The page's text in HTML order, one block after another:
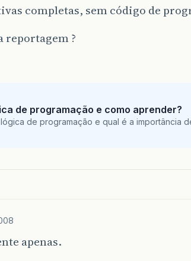
completas, sem código de
reportagem ?
de programação e como aprender?
de programação e qual é a importância
apenas.